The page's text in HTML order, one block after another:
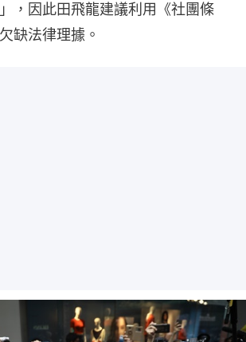
，因此田飛龍建議利用《社團條
缺法律理據。